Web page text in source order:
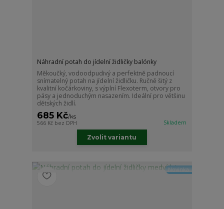
Náhradní potah do jídelní židličky balónky
Měkoučký, vodoodpudivý a perfektně padnoucí
snímatelný potah na jídelní židličku. Ručně šitý z
kvalitní kočárkoviny, s výplní Flexoterm, otvory pro
pásy a jednoduchým nasazením. Ideální pro většinu
dětských židlí.
685 Kč/ks
566 Kč bez DPH Skladem
Zvolit variantu
Novinka